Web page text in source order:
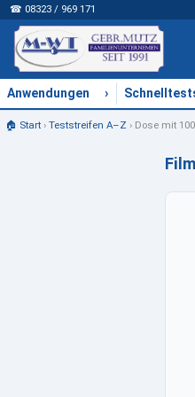
☎ 08323 / 969 171
Anwendungen ›
🏠 Start› Teststreifen A–Z› Dose mit